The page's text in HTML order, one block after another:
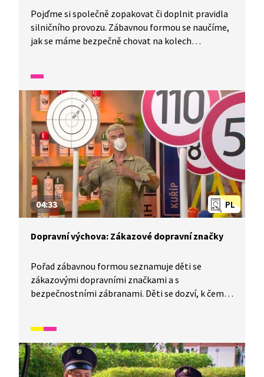
Pojďme si společně zopakovat či doplnit pravidla
silničního provozu. Zábavnou formou se naučíme,
jak se máme bezpečně chovat na kolech
tedy na chodník. I na chodníku musíme být velmi
opatrní. Dětská dopravní policie řeší další
zapeklitý případ.
PL
04:33
Dopravní výchova: Zákazové dopravní značky
Pořad zábavnou formou seznamuje děti se
zákazovými dopravními značkami a s
bezpečnostními zábranami. Děti se dozví, k čemu
jak je důležité mít bezpečnostní zábrany a dbát
na bezpečný pohyb na chodníku vedle silnice.